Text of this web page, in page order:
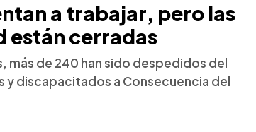
a trabajar, pero las
están cerradas
de 240 han sido despedidos del
y discapacitados a Consecuencia del